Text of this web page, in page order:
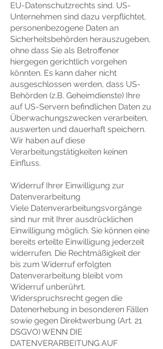
EU-Datenschutzrechts sind. US-
Unternehmen sind dazu verpflichtet,
personenbezogene Daten an
Sicherheitsbehörden herauszugeben,
ohne dass Sie als Betroffener
hiergegen gerichtlich vorgehen
könnten. Es kann daher nicht
ausgeschlossen werden, dass US-
Behörden (z.B. Geheimdienste) Ihre
auf US-Servern befindlichen Daten zu
Überwachungszwecken verarbeiten,
auswerten und dauerhaft speichern.
Wir haben auf diese
Verarbeitungstätigkeiten keinen
Einfluss.
Widerruf Ihrer Einwilligung zur
Datenverarbeitung
Viele Datenverarbeitungsvorgänge
sind nur mit Ihrer ausdrücklichen
Einwilligung möglich. Sie können eine
bereits erteilte Einwilligung jederzeit
widerrufen. Die Rechtmäßigkeit der
bis zum Widerruf erfolgten
Datenverarbeitung bleibt vom
Widerruf unberührt.
Widerspruchsrecht gegen die
Datenerhebung in besonderen Fällen
sowie gegen Direktwerbung (Art. 21
DSGVO) WENN DIE
DATENVERARBEITUNG AUF